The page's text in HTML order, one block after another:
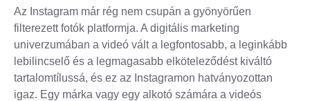
Az Instagram már rég nem csupán a gyönyörűen
filterezett fotók platformja. A digitális marketing
univerzumában a videó vált a legfontosabb, a leginkább
lebilincselő és a legmagasabb elköteleződést kiváltó
tartalomtílussá, és ez az Instagramon hatványozottan
igaz. Egy márka vagy egy alkotó számára a videós